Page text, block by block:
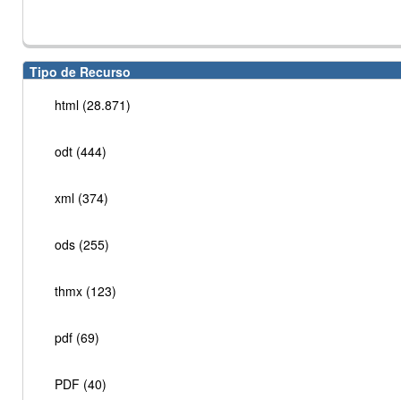
Tipo de Recurso
html (28.871)
odt (444)
xml (374)
ods (255)
thmx (123)
pdf (69)
PDF (40)